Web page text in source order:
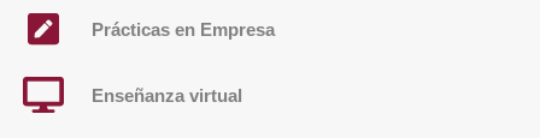
Prácticas en Empresa
Enseñanza virtual